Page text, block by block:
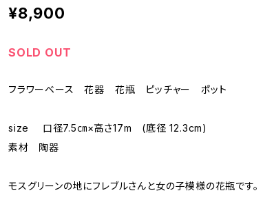
¥8,900
SOLD OUT
フラワーベース 花器 花瓶 ピッチャー ポット
size 口径7.5㎝×高さ17m (底径 12.3cm)
素材 陶器
モスグリーンの地にフレブルさんと女の子模様の花瓶です。